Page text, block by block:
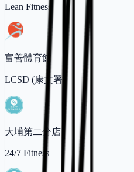
Lean Fitness
富善體育館
LCSD (康文署)
大埔第二分店
24/7 Fitness